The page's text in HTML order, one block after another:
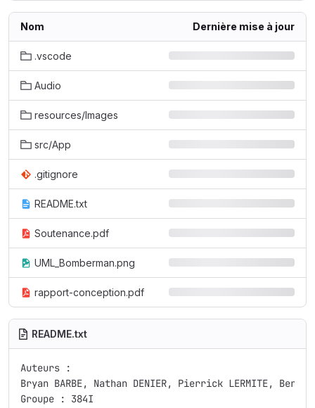
Nom Dernière mise à jour
.vscode
Audio
resources/Images
src/App
.gitignore
README.txt
Soutenance.pdf
UML_Bomberman.png
rapport-conception.pdf
README.txt
Auteurs :
Bryan BARBE, Nathan DENIER, Pierrick LERMITE,
Groupe : 384I